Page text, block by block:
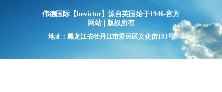
最后，同学们针对薪资待
经过现场面对面的交流，同学
伟德国际【bevictor】源自英国始于1946-官方
网站 | 版权所有
地址：黑龙江省牡丹江市爱民区文化街191号